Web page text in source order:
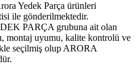
Yedek Parça ürünleri
ile gönderilmektedir.
PARÇA grubuna ait olan
montaj uyumu, kalite kontrolü ve
seçilmiş olup ARORA